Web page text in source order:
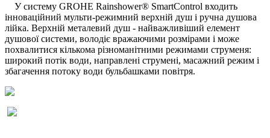
У систему GROHE Rainshower® SmartControl входить
інноваційний мульти-режимний верхній душ і ручна душова
лійка. Верхній металевий душ - найважливіший елемент
душової системи, володіє вражаючими розмірами і може
похвалитися кількома різноманітними режимами струменя:
широкий потік води, направлені струмені, масажний режим і
збагачення потоку води бульбашками повітря.